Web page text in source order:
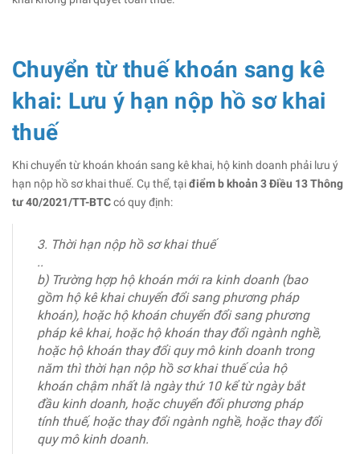
Chuyển từ thuế khoán sang kê
khai: Lưu ý hạn nộp hồ sơ khai
thuế
Khi chuyển từ khoán khoán sang kê khai, hộ kinh doanh phải lưu ý
hạn nộp hồ sơ khai thuế. Cụ thể, tạiđiểm b khoản 3 Điều 13 Thông
tư 40/2021/TT-BTCcó quy định:
3. Thời hạn nộp hồ sơ khai thuế
..
b) Trường hợp hộ khoán mới ra kinh doanh (bao
gồm hộ kê khai chuyển đổi sang phương pháp
khoán), hoặc hộ khoán chuyển đổi sang phương
pháp kê khai, hoặc hộ khoán thay đổi ngành nghề,
hoặc hộ khoán thay đổi quy mô kinh doanh trong
năm thì thời hạn nộp hồ sơ khai thuế của hộ
khoán chậm nhất là ngày thứ 10 kể từ ngày bắt
đầu kinh doanh, hoặc chuyển đổi phương pháp
tính thuế, hoặc thay đổi ngành nghề, hoặc thay đổi
quy mô kinh doanh.